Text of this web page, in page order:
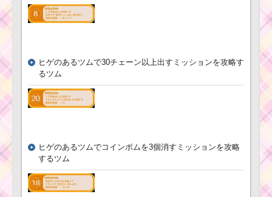
ヒゲのあるツムで30チェーン以上出すミッションを攻略す
るツム
ヒゲのあるツムでコインボムを3個消すミッションを攻略
するツム